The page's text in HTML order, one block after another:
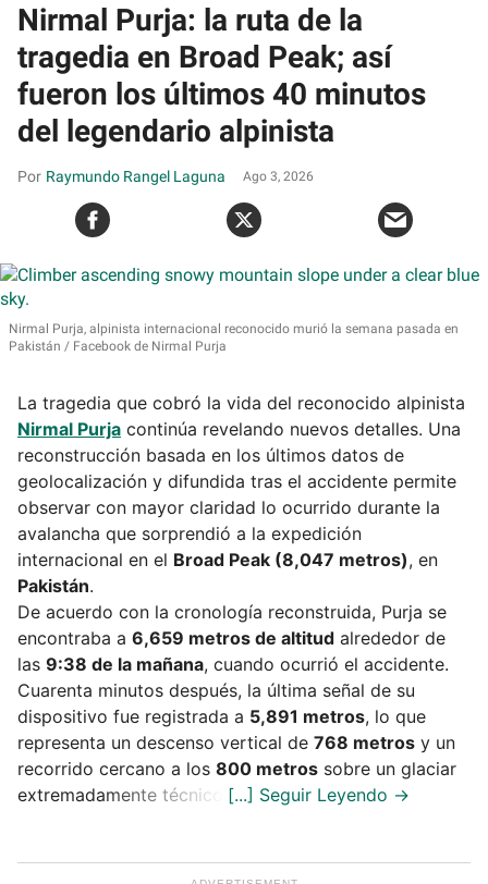
Nirmal Purja: la ruta de la
tragedia en Broad Peak; así
fueron los últimos 40 minutos
del legendario alpinista
Raymundo Rangel Laguna Ago 3, 2026
Nirmal Purja, alpinista internacional reconocido murió la semana pasada en
Pakistán
Facebook de Nirmal Purja
La tragedia que cobró la vida del reconocido alpinista
Nirmal Purja continúa revelando nuevos detalles. Una
reconstrucción basada en los últimos datos de
geolocalización y difundida tras el accidente permite
observar con mayor claridad lo ocurrido durante la
avalancha que sorprendió a la expedición
internacional en el Broad Peak (8,047 metros), en
Pakistán.
De acuerdo con la cronología reconstruida, Purja se
encontraba a 6,659 metros de altitud alrededor de
las 9:38 de la mañana, cuando ocurrió el accidente.
Cuarenta minutos después, la última señal de su
dispositivo fue registrada a 5,891 metros, lo que
representa un descenso vertical de 768 metros y un
recorrido cercano a los 800 metros sobre un glaciar
extremadamente técnico.